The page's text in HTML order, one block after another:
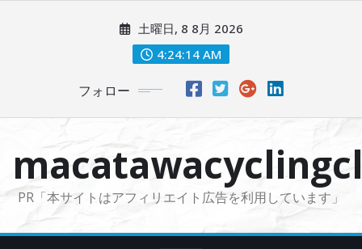
に
土曜日, 8 8月 2026
4:24:16 AM
フォロー
PR「本サイトはアフィリエイト広告を利用しています」